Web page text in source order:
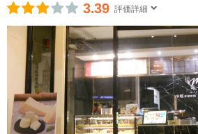
3.39 評価詳細